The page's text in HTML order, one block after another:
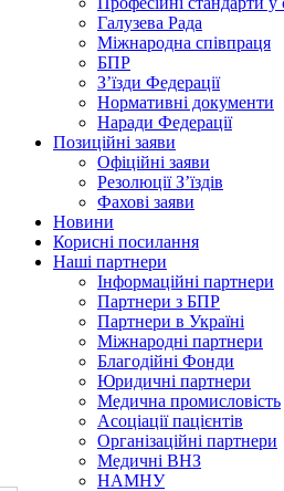
Галузева Рада
Міжнародна співпраця
БПР
З’їзди Федерації
Нормативні документи
Наради Федерації
Позиційні заяви
Офіційні заяви
Резолюції З’їздів
Фахові заяви
Новини
Корисні посилання
Наші партнери
Інформаційні партнери
Партнери з БПР
Партнери в Україні
Міжнародні партнери
Благодійні Фонди
Юридичні партнери
Медична промисловість
Асоціації пацієнтів
Організаційні партнери
Медичні ВНЗ
НАМНУ